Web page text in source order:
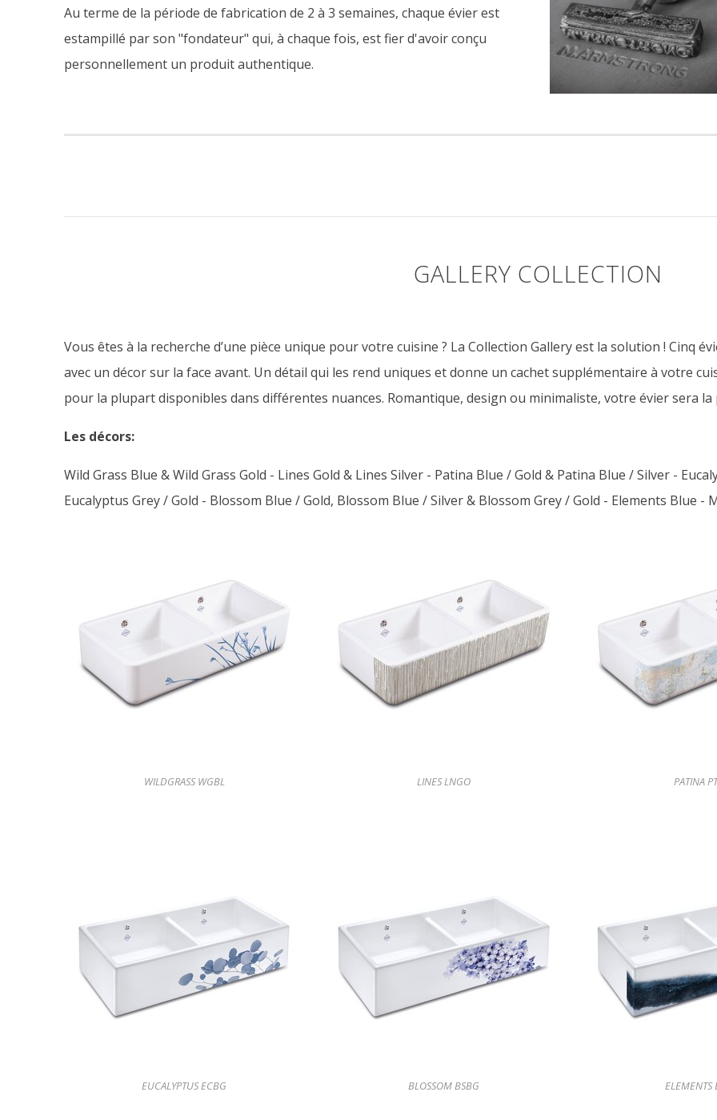
Au terme de la période de fabrication de 2 à 3 semaines, chaque évier est
estampillé par son "fondateur" qui, à chaque fois, est fier d'avoir conçu
personnellement un produit authentique.
GALLERY COLLECTION
Vous êtes à la recherche d’une pièce unique pour votre cuisine ? La Collection Gallery est la solution ! Cinq
avec un décor sur la face avant. Un détail qui les rend uniques et donne un cachet supplémentaire à votre
pour la plupart disponibles dans différentes nuances. Romantique, design ou minimaliste, votre évier sera la
Les décors:
Wild Grass Blue & Wild Grass Gold - Lines Gold & Lines Silver - Patina Blue / Gold & Patina Blue / Silver -
Eucalyptus Grey / Gold - Blossom Blue / Gold, Blossom Blue / Silver & Blossom Grey / Gold - Elements Blue -
WILDGRASS WGBL LINES LNGO PATINA
EUCALYPTUS ECBG BLOSSOM BSBG ELEMENTS